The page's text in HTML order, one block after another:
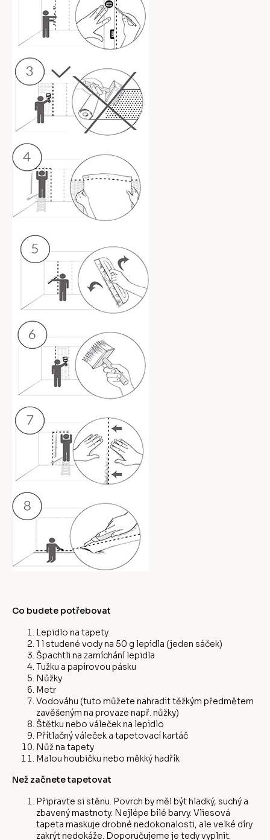
Co budete potřebovat
Lepidlo na tapety
1 l studené vody na 50 g lepidla (jeden sáček)
Špachtli na zamíchání lepidla
Tužku a papírovou pásku
Nůžky
Metr
Vodováhu (tuto můžete nahradit těžkým předmětem
zavěšeným na provaze např. nůžky)
Štětku nebo váleček na lepidlo
Přítlačný váleček a tapetovací kartáč
Nůž na tapety
Malou houbičku nebo měkký hadřík
Než začnete tapetovat
Připravte si stěnu. Povrch by měl být hladký, suchý a
zbavený mastnoty. Nejlépe bílé barvy. Vliesová
tapeta maskuje drobné nedokonalosti, ale velké díry
zakrýt nedokáže. Doporučujeme je tedy vyplnit.